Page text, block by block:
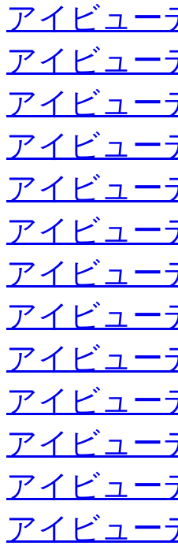
アイビュー
アイビュー
アイビュー
アイビュー
アイビュー
アイビュー
アイビュー
アイビュー
アイビュー
アイビュー
アイビュー
アイビュー
アイビュー